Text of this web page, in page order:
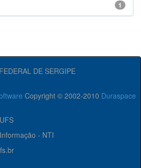
1
DE SERGIPE
Copyright © 2002-2010 Duraspace
- NTI